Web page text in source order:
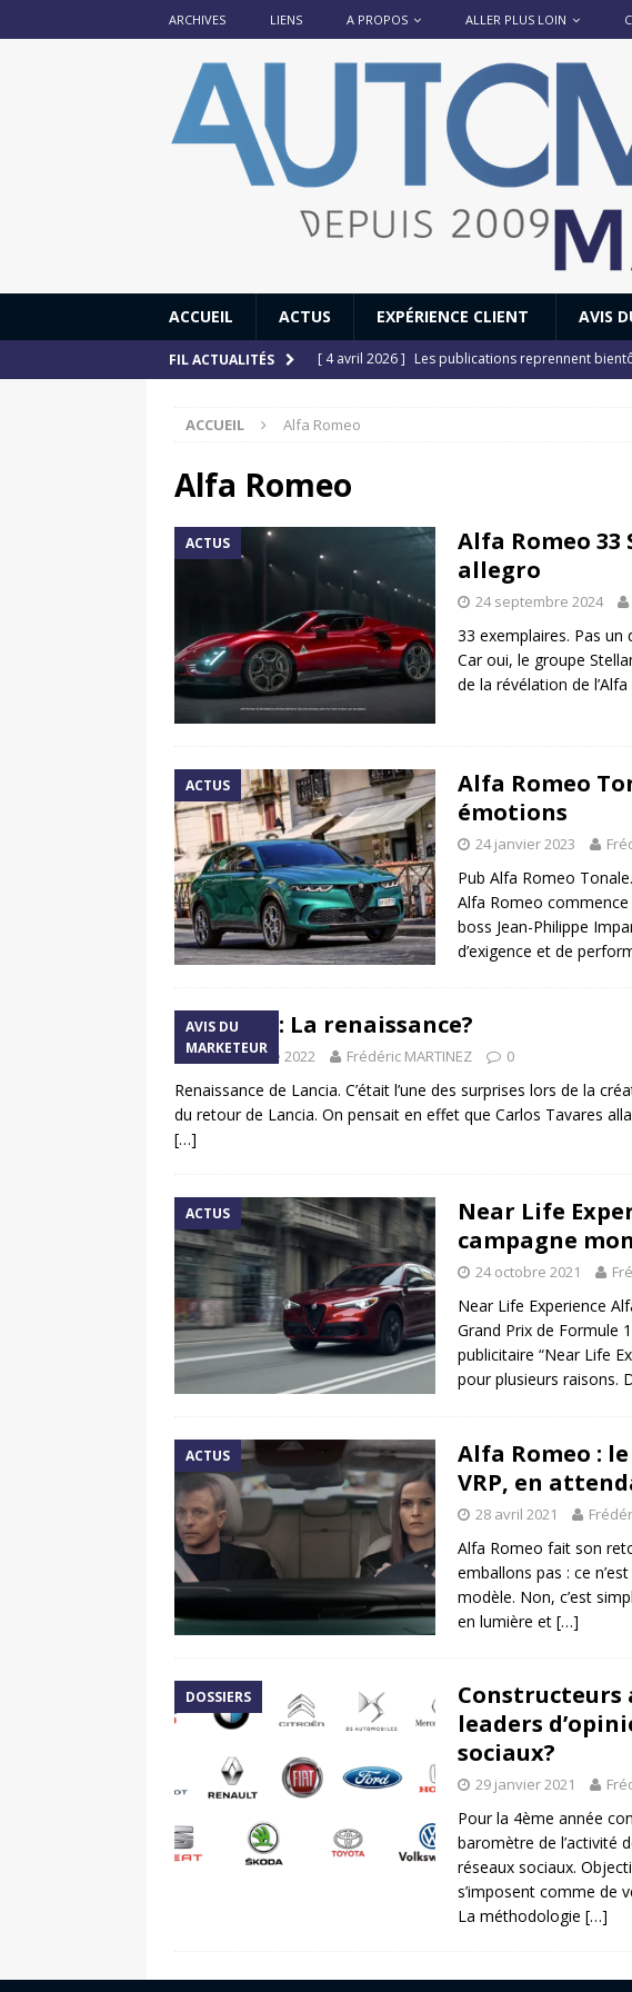
ARCHIVES LIENS A PROPOS ALLER PLUS LOIN
ACCUEIL ACTUS EXPÉRIENCE CLIENT AVIS
FIL ACTUALITÉS [ 4 avril 2026 ] Les publications reprennent
[ 12 juillet 2025 ]
#StayHome : Honda dévoile un
ACCUEIL Alfa Romeo
Alfa Romeo
ACTUS
Alfa Romeo 33
allegro
24 septembre 2024
33 exemplaires. Pas
Car oui, le groupe
de la révélation de
ACTUS
Alfa Romeo
émotions
24 janvier 2023
Pub Alfa Romeo
Alfa Romeo
boss Jean-Philippe
d’exigence et de
AVIS DU
MARKETEUR
Lancia : La renaissance?
28 novembre 2022 Frédéric MARTINEZ 0
Renaissance de Lancia. C’était l’une des surprises lors de la
du retour de Lancia. On pensait en effet que Carlos Tavares
[…]
ACTUS
Near Life
campagne
24 octobre 2021
Near Life Experience
Grand Prix de Formule
publicitaire “Near Life
pour plusieurs raisons.
ACTUS
Alfa Romeo :
VRP, en
28 avril 2021
Alfa Romeo fait son
emballons pas : ce
modèle. Non, c’est
en lumière et […]
DOSSIERS
Constructeurs
leaders
sociaux?
29 janvier 2021
Pour la 4ème année
baromètre de l’activité
réseaux sociaux.
s’imposent comme de
La méthodologie […]